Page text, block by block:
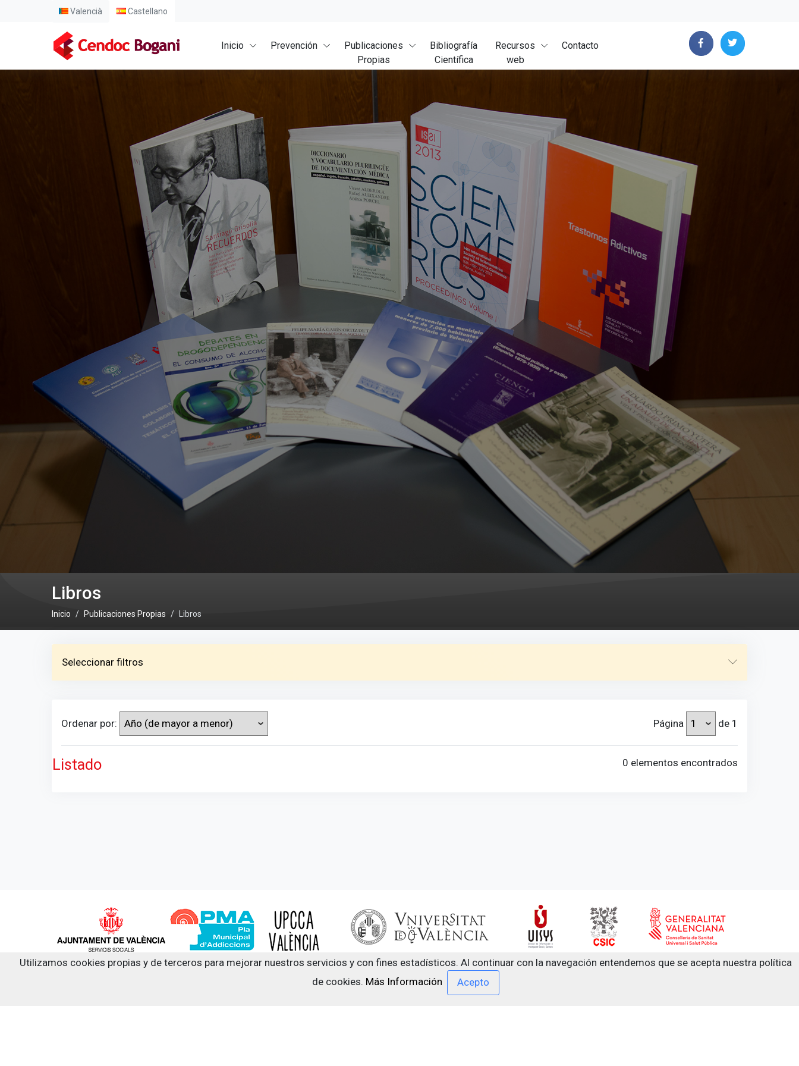
Valencià Castellano
Inicio Prevención
Publicaciones
Propias
Bibliografía
Científica
Recursos
web
Contacto
Libros
Inicio Publicaciones Propias Libros
Seleccionar filtros
Ordenar por: Página de 1
0 elementos encontrados
Listado
Utilizamos cookies propias y de terceros para mejorar nuestros servicios y con fines estadísticos. Al continuar con la navegación entendemos que se acepta nuestra política
de cookies. Más Información